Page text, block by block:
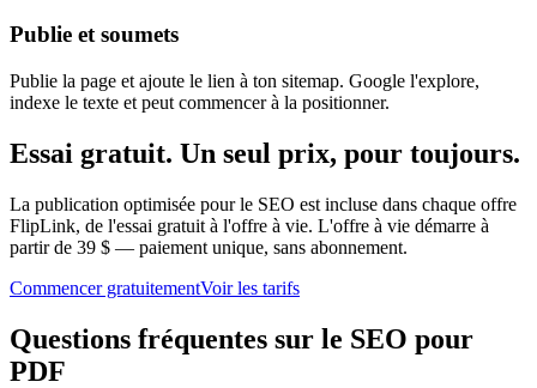
Publie et soumets
Publie la page et ajoute le lien à ton sitemap. Google l'explore,
indexe le texte et peut commencer à la positionner.
Essai gratuit. Un seul prix, pour toujours.
La publication optimisée pour le SEO est incluse dans chaque offre
FlipLink, de l'essai gratuit à l'offre à vie. L'offre à vie démarre à
partir de 39 $ — paiement unique, sans abonnement.
Commencer gratuitementVoir les tarifs
Questions fréquentes sur le SEO pour
PDF